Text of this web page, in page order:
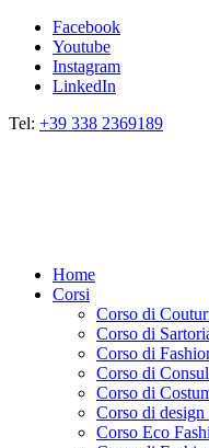
Facebook
Youtube
Instagram
LinkedIn
Tel: +39 338 2369189
Home
Corsi
Corso di
Corso di
Corso di
Corso di
Corso di
Corso di
Corso Eco